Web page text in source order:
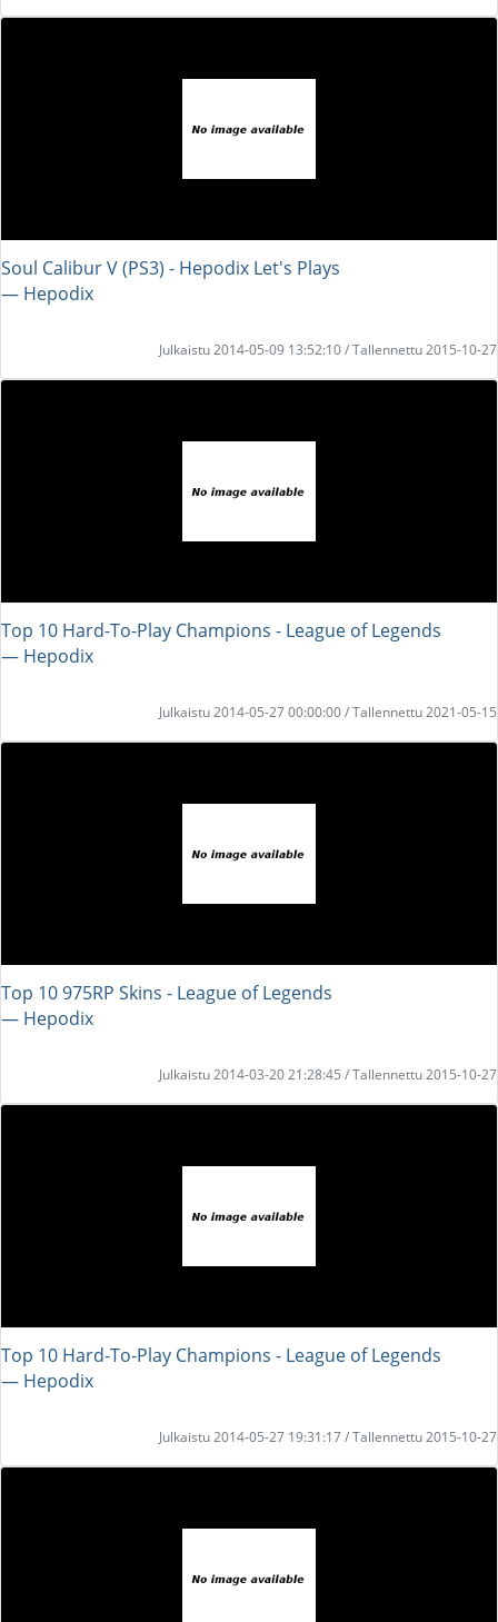
Soul Calibur V (PS3) - Hepodix Let's Plays
― Hepodix
Julkaistu 2014-05-09 13:52:10 / Tallennettu 2015-10-27
Top 10 Hard-To-Play Champions - League of Legends
― Hepodix
Julkaistu 2014-05-27 00:00:00 / Tallennettu 2021-05-15
Top 10 975RP Skins - League of Legends
― Hepodix
Julkaistu 2014-03-20 21:28:45 / Tallennettu 2015-10-27
Top 10 Hard-To-Play Champions - League of Legends
― Hepodix
Julkaistu 2014-05-27 19:31:17 / Tallennettu 2015-10-27